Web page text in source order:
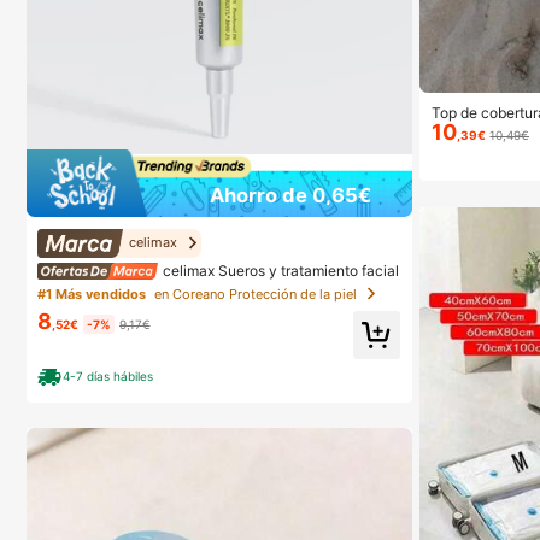
Ahorro de 0,65€
celimax
celimax Sueros y tratamiento facial
#1 Más vendidos en Coreano Protección de la piel
8 ,52€ -7% 9,17€
4-7 días hábiles
Top de
y brillante,
s de
ara
10 ,39€ 10,49€